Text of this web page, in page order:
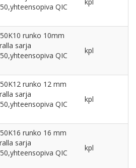
QIC
runko 10mm
sarja
QIC
kpl
runko 12 mm
sarja
QIC
kpl
runko 16 mm
sarja
QIC
kpl